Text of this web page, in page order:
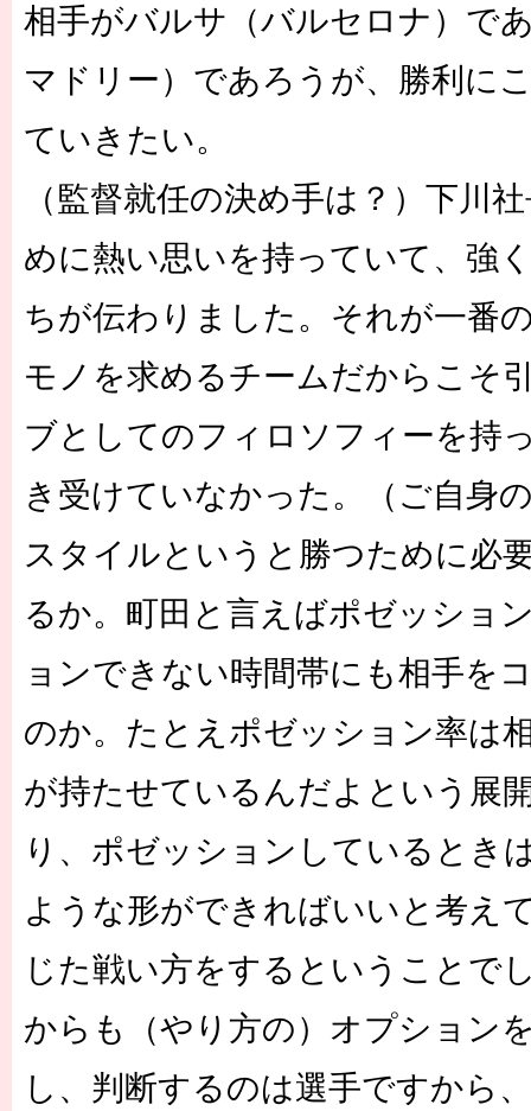
相手がバルサ（バルセロナ）で
マドリー）であろうが、勝利に
ていきたい。
（監督就任の決め手は？）下川
めに熱い思いを持っていて、強
ちが伝わりました。それが一番
モノを求めるチームだからこそ
ブとしてのフィロソフィーを持
き受けていなかった。（ご自身
スタイルというと勝つために必
るか。町田と言えばポゼッショ
ョンできない時間帯にも相手を
のか。たとえポゼッション率は
が持たせているんだよという展
り、ポゼッションしているとき
ような形ができればいいと考え
じた戦い方をするということで
からも（やり方の）オプション
し、判断するのは選手ですから